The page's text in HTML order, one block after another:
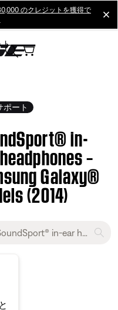
のクレジットを獲得で
ポート
in-
–
Galaxy®
(2014)